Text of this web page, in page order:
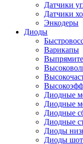
Датчики
Датчики
Энкодеры
Диоды
Варикапы
Диодные
Диодные
Диодные
Диодные
Диоды
Диоды